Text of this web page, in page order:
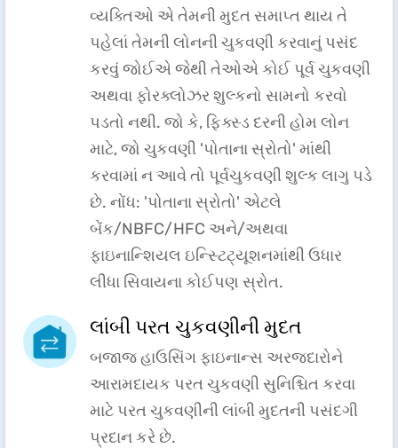
વ્યક્તિઓ એ તેમની મુદત સમાપ્ત થાય તે
પહેલાં તેમની લોનની ચુકવણી કરવાનું પસંદ
કરવું જોઈએ જેથી તેઓએ કોઈ પૂર્વ ચુકવણી
અથવા ફોરક્લોઝર શુલ્કનો સામનો કરવો
પડતો નથી. જો કે, ફિક્સ્ડ દરની હોમ લોન
માટે, જો ચુકવણી 'પોતાના સ્રોતો' માંથી
કરવામાં ન આવે તો પૂર્વચુકવણી શુલ્ક લાગુ પડે
છે. નોંધ: 'પોતાના સ્રોતો' એટલે
બેંક/NBFC/HFC અને/અથવા
ફાઇનાન્શિયલ ઇન્સ્ટિટ્યૂશનમાંથી ઉધાર
લીધા સિવાયના કોઈપણ સ્રોત.
લાંબી પરત ચુકવણીની મુદત
બજાજ હાઉસિંગ ફાઇનાન્સ અરજદારોને
આરામદાયક પરત ચુકવણી સુનિશ્ચિત કરવા
માટે પરત ચુકવણીની લાંબી મુદતની પસંદગી
પ્રદાન કરે છે.